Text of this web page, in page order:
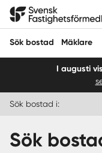
Hoppa
Svensk
Sök bostad Mäklare
Sälja
I augusti
Sök bostad i:
Sök